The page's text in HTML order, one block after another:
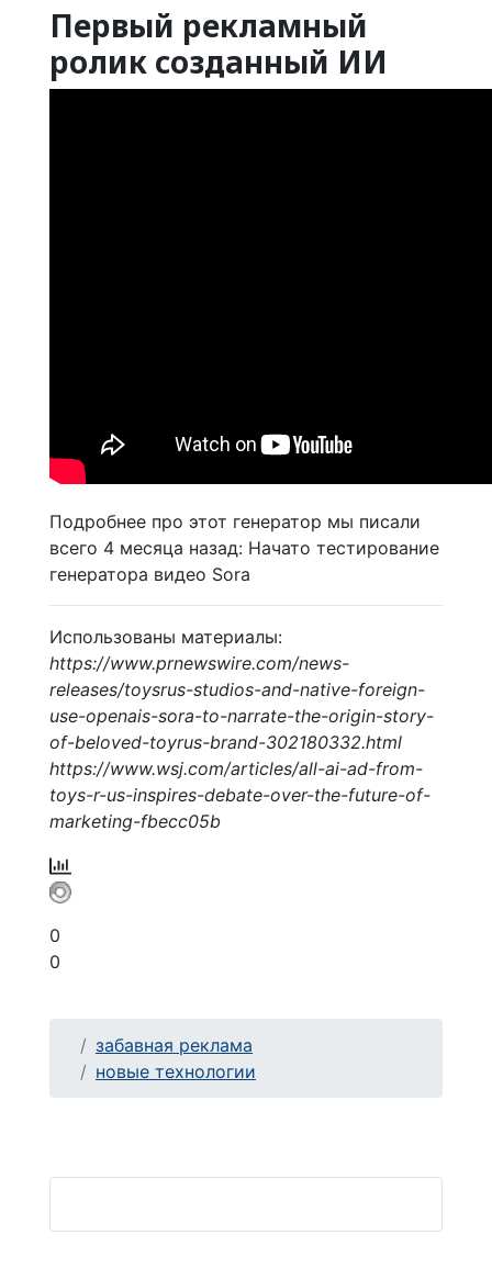
Первый рекламный
ролик созданный ИИ
Подробнее про этот генератор мы писали
всего 4 месяца назад: Начато тестирование
генератора видео Sora
Использованы материалы:
https://www.prnewswire.com/news-
releases/toysrus-studios-and-native-foreign-
use-openais-sora-to-narrate-the-origin-story-
of-beloved-toyrus-brand-302180332.html
https://www.wsj.com/articles/all-ai-ad-from-
toys-r-us-inspires-debate-over-the-future-of-
marketing-fbecc05b
0
0
забавная реклама
новые технологии